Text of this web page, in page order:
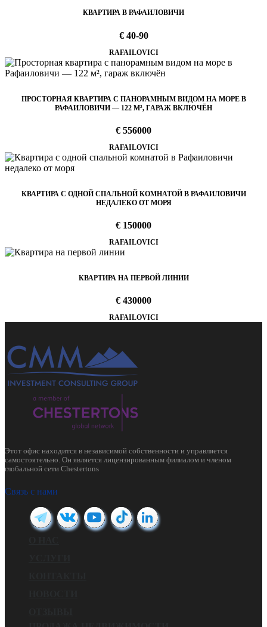
КВАРТИРА В РАФАИЛОВИЧИ
€ 40-90
RAFAILOVICI
ПРОСТОРНАЯ КВАРТИРА С ПАНОРАМНЫМ ВИДОМ НА МОРЕ В
РАФАИЛОВИЧИ — 122 М², ГАРАЖ ВКЛЮЧЁН
€ 556000
RAFAILOVICI
КВАРТИРА С ОДНОЙ СПАЛЬНОЙ КОМНАТОЙ В РАФАИЛОВИЧИ
НЕДАЛЕКО ОТ МОРЯ
€ 150000
RAFAILOVICI
КВАРТИРА НА ПЕРВОЙ ЛИНИИ
€ 430000
RAFAILOVICI
Этот офис находится в независимой собственности и управляется
самостоятельно. Он является лицензированным филиалом и членом
глобальной сети Chestertons
Связь с нами